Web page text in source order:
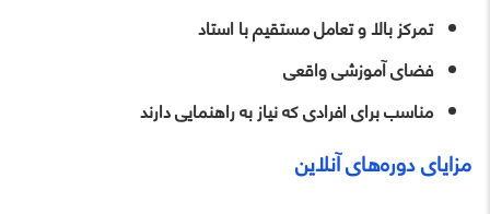
تمرکز بالا و تعامل مستقیم با استاد
فضای آموزشی واقعی
مناسب برای افرادی که نیاز به راهنمایی دارند
مزایای دوره‌های آنلاین